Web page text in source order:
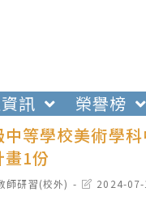
訊 榮譽榜
等學校美術學
1份
師研習(校外)
Post2024-07-